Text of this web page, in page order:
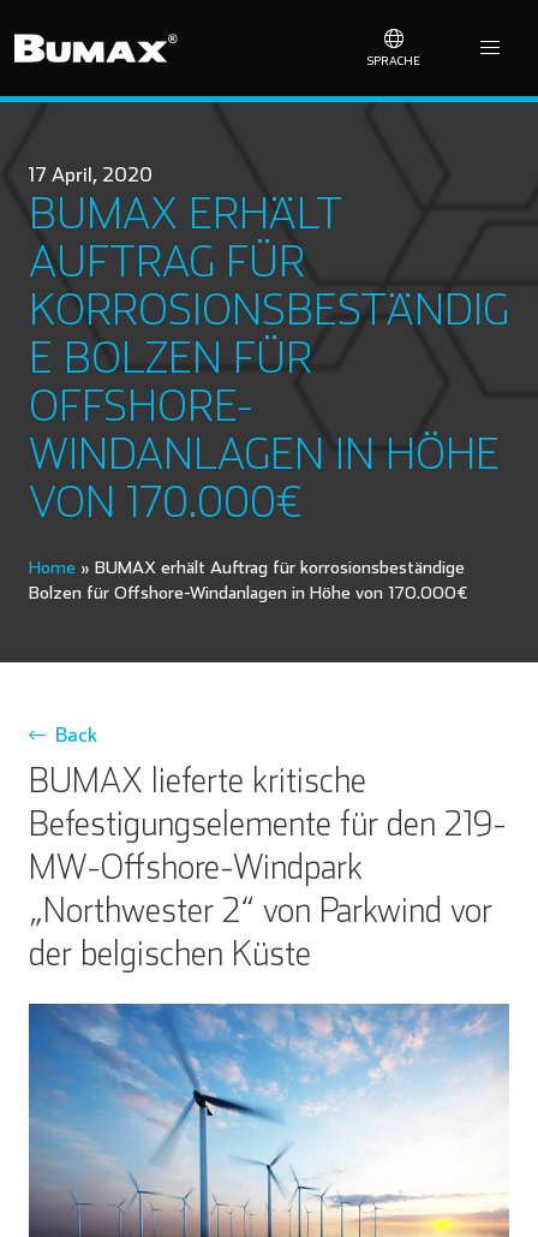
SPRACHE
17 April, 2020
BUMAX ERHÄLT
AUFTRAG FÜR
KORROSIONSBESTÄNDIG
E BOLZEN FÜR
OFFSHORE-
WINDANLAGEN IN HÖHE
VON 170.000€
Home » BUMAX erhält Auftrag für korrosionsbeständige
Bolzen für Offshore-Windanlagen in Höhe von 170.000€
Back
BUMAX lieferte kritische
Befestigungselemente für den 219-
MW-Offshore-Windpark
„Northwester 2“ von Parkwind vor
der belgischen Küste